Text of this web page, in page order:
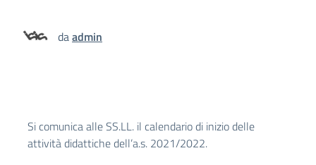
daadmin
Si comunica alle SS.LL. il calendario di inizio delle
attività didattiche dell’a.s. 2021/2022.